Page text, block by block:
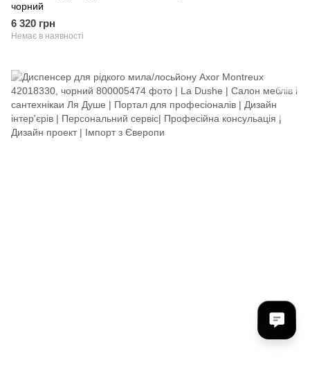
чорний
6 320 грн
Немає в наявності